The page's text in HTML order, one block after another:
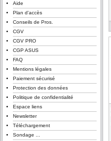
Aide
Plan d'accès
Conseils de Pros.
CGV
CGV PRO
CGP ASUS
FAQ
Mentions légales
Paiement sécurisé
Protection des données
Politique de confidentialité
Espace liens
Newsletter
Téléchargement
Sondage ...